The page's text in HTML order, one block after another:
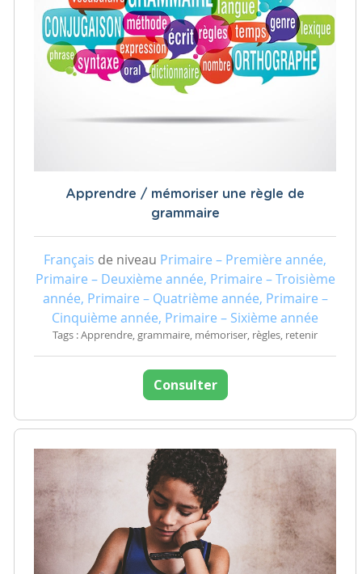
Apprendre / mémoriser une règle de
grammaire
Français de niveau Primaire – Première année,
Primaire – Deuxième année, Primaire – Troisième
année, Primaire – Quatrième année, Primaire –
Cinquième année, Primaire – Sixième année
Tags : Apprendre, grammaire, mémoriser, règles, retenir
Consulter